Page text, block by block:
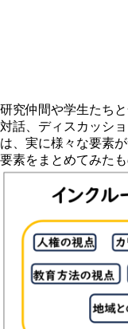
研究仲間や学生たち
対話、ディスカッシ
は、実に様々な要素
要素をまとめてみたも